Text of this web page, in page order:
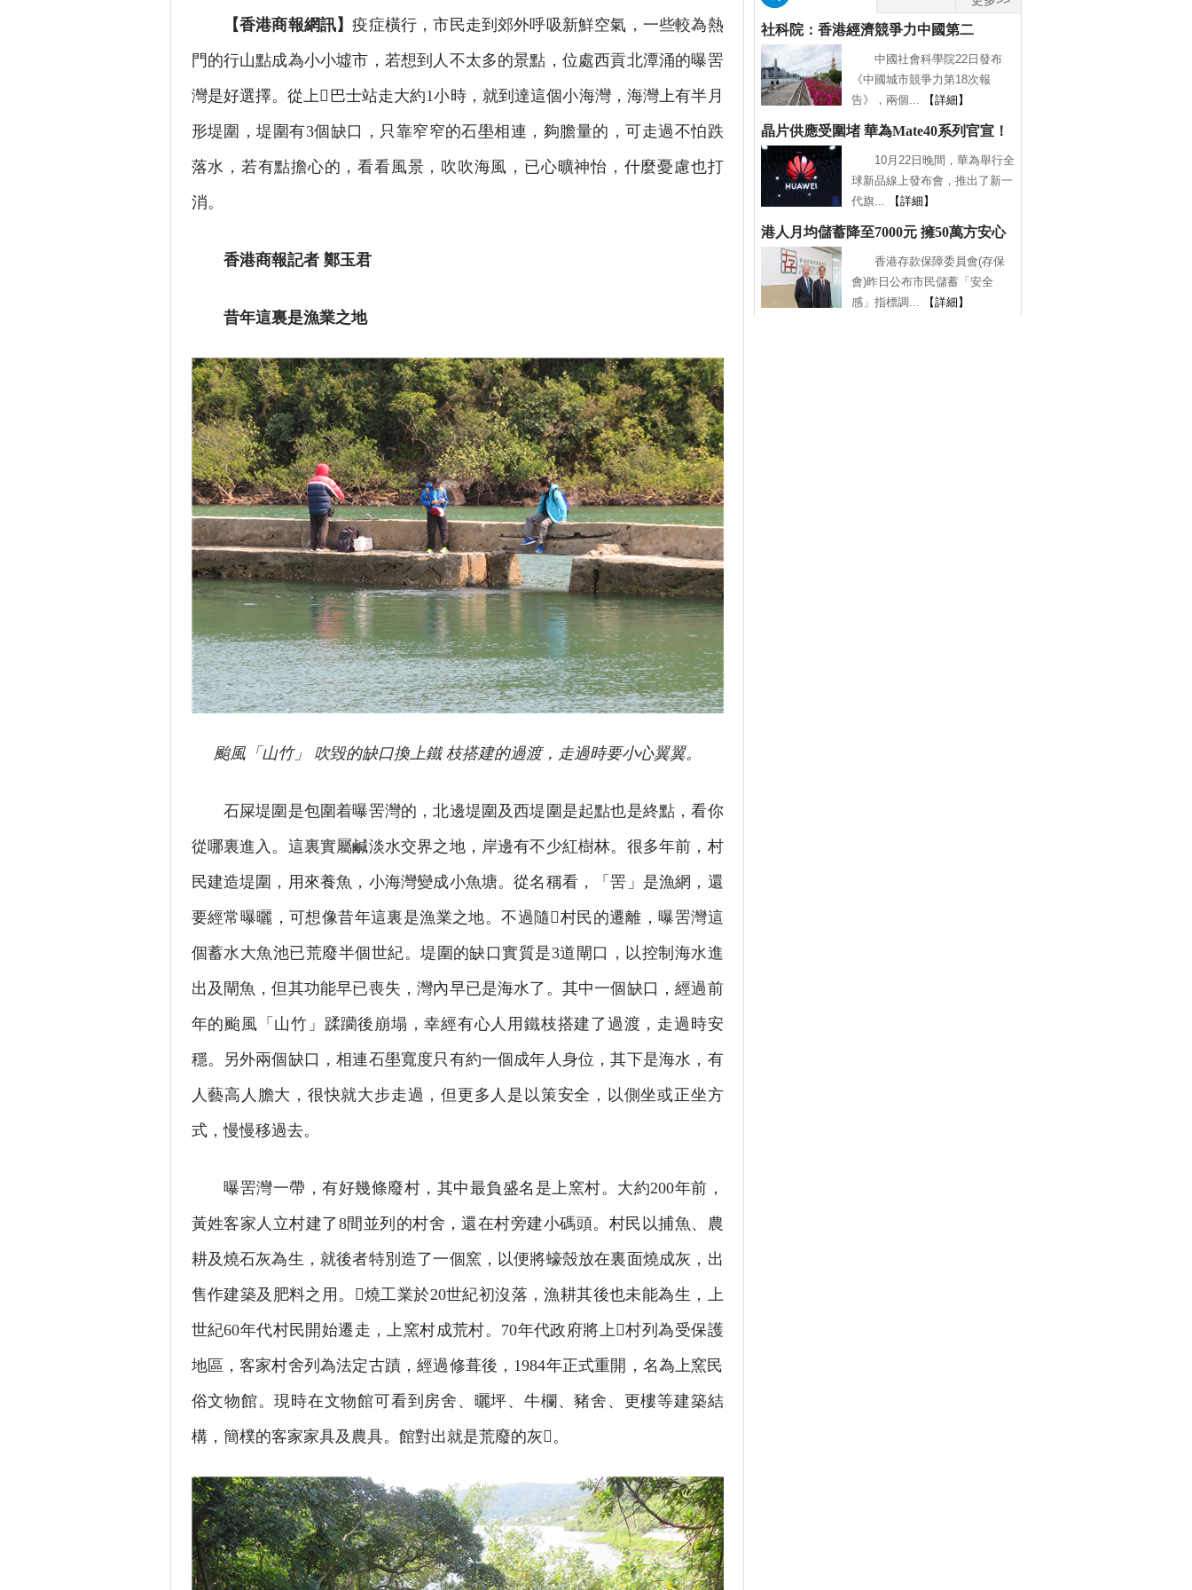
【香港商報網訊】疫症橫行，市民走到郊外呼吸新鮮空氣，一些較為熱
門的行山點成為小小墟市，若想到人不太多的景點，位處西貢北潭涌的曝罟
灣是好選擇。從上巴士站走大約1小時，就到達這個小海灣，海灣上有半月
形堤圍，堤圍有3個缺口，只靠窄窄的石壆相連，夠膽量的，可走過不怕跌
落水，若有點擔心的，看看風景，吹吹海風，已心曠神怡，什麼憂慮也打
消。
香港商報記者 鄭玉君
昔年這裏是漁業之地
颱風「山竹」 吹毀的缺口換上鐵 枝搭建的過渡，走過時要小心翼翼。
石屎堤圍是包圍着曝罟灣的，北邊堤圍及西堤圍是起點也是終點，看你
從哪裏進入。這裏實屬鹹淡水交界之地，岸邊有不少紅樹林。很多年前，村
民建造堤圍，用來養魚，小海灣變成小魚塘。從名稱看，「罟」是漁網，還
要經常曝曬，可想像昔年這裏是漁業之地。不過隨村民的遷離，曝罟灣這
個蓄水大魚池已荒廢半個世紀。堤圍的缺口實質是3道閘口，以控制海水進
出及閘魚，但其功能早已喪失，灣內早已是海水了。其中一個缺口，經過前
年的颱風「山竹」蹂躪後崩塌，幸經有心人用鐵枝搭建了過渡，走過時安
穩。另外兩個缺口，相連石壆寬度只有約一個成年人身位，其下是海水，有
人藝高人膽大，很快就大步走過，但更多人是以策安全，以側坐或正坐方
式，慢慢移過去。
曝罟灣一帶，有好幾條廢村，其中最負盛名是上窯村。大約200年前，
黃姓客家人立村建了8間並列的村舍，還在村旁建小碼頭。村民以捕魚、農
耕及燒石灰為生，就後者特別造了一個窯，以便將蠔殼放在裏面燒成灰，出
售作建築及肥料之用。燒工業於20世紀初沒落，漁耕其後也未能為生，上
世紀60年代村民開始遷走，上窯村成荒村。70年代政府將上村列為受保護
地區，客家村舍列為法定古蹟，經過修葺後，1984年正式重開，名為上窯民
俗文物館。現時在文物館可看到房舍、曬坪、牛欄、豬舍、更樓等建築結
構，簡樸的客家家具及農具。館對出就是荒廢的灰。